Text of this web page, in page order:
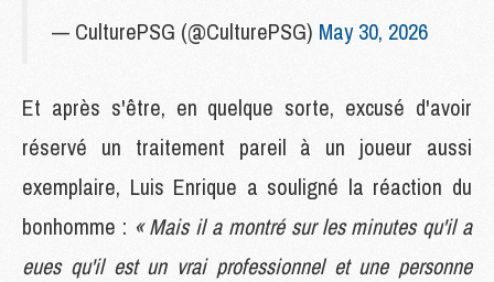
— CulturePSG (@CulturePSG) May 30, 2026
Et après s'être, en quelque sorte, excusé d'avoir
réservé un traitement pareil à un joueur aussi
exemplaire, Luis Enrique a souligné la réaction du
bonhomme : « Mais il a montré sur les minutes qu'il a
eues qu'il est un vrai professionnel et une personne